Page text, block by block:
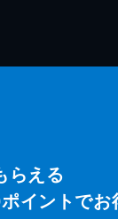
らえる
ポイントでお